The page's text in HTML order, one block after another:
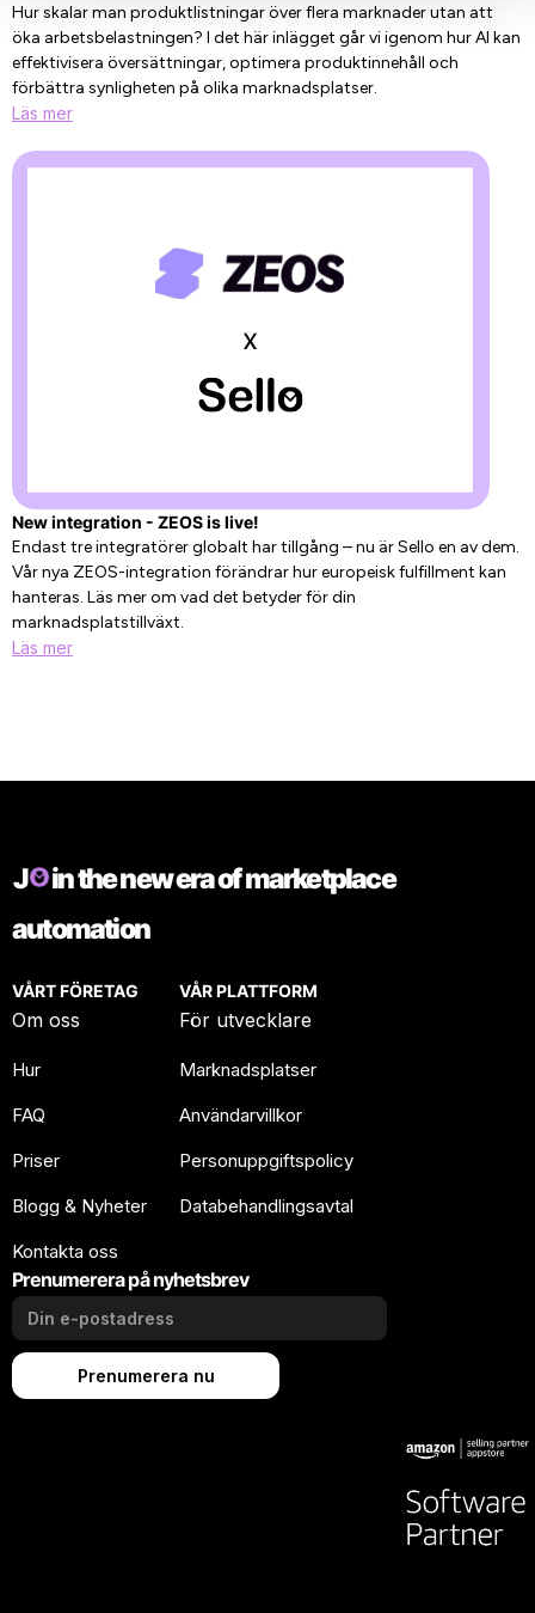
Hur skalar man produktlistningar över flera marknader utan att
öka arbetsbelastningen? I det här inlägget går vi igenom hur AI kan
effektivisera översättningar, optimera produktinnehåll och
förbättra synligheten på olika marknadsplatser.
Läs mer
New integration - ZEOS is live!
Endast tre integratörer globalt har tillgång – nu är Sello en av dem.
Vår nya ZEOS-integration förändrar hur europeisk fulfillment kan
hanteras. Läs mer om vad det betyder för din
marknadsplatstillväxt.
Läs mer
J
in the new era of marketplace
automation
VÅRT FÖRETAG
Om oss
Hur
FAQ
Priser
Blogg & Nyheter
Kontakta oss
VÅR PLATTFORM
För utvecklare
Marknadsplatser
Användarvillkor
Personuppgiftspolicy
Databehandlingsavtal
Prenumerera på nyhetsbrev